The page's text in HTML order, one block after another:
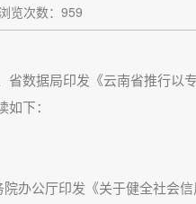
览次数：959
数据局印发《云南省推行以
下：
公厅印发《关于健全社会